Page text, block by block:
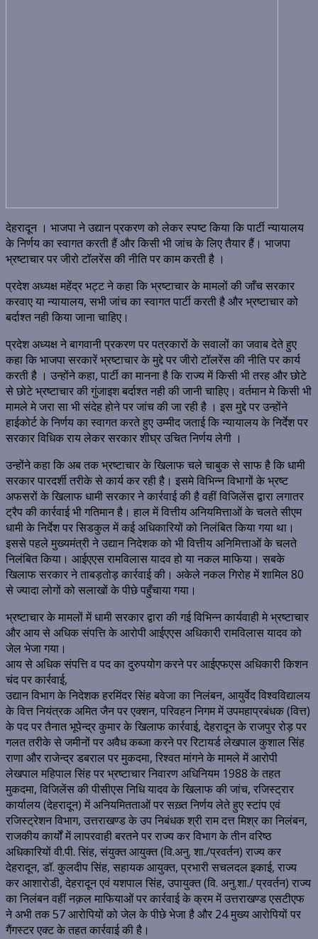
देहरादून । भाजपा ने उद्यान प्रकरण को लेकर स्पष्ट किया कि पार्टी न्यायालय
के निर्णय का स्वागत करती हैं और किसी भी जांच के लिए तैयार हैं। भाजपा
भ्रष्टाचार पर जीरो टॉलरेंस की नीति पर काम करती है ।
प्रदेश अध्यक्ष महेंद्र भट्ट ने कहा कि भ्रष्टाचार के मामलों की जाँच सरकार
करवाए या न्यायालय, सभी जांच का स्वागत पार्टी करती है और भ्रष्टाचार को
बर्दाश्त नही किया जाना चाहिए।
प्रदेश अध्यक्ष ने बागवानी प्रकरण पर पत्रकारों के सवालों का जवाब देते हुए
कहा कि भाजपा सरकारें भ्रष्टाचार के मुद्दे पर जीरो टॉलरेंस की नीति पर कार्य
करती है । उन्होंने कहा, पार्टी का मानना है कि राज्य में किसी भी तरह और छोटे
से छोटे भ्रष्टाचार की गुंजाइश बर्दाश्त नही की जानी चाहिए। वर्तमान मे किसी भी
मामले मे जरा सा भी संदेह होने पर जांच की जा रही है । इस मुद्दे पर उन्होंने
हाईकोर्ट के निर्णय का स्वागत करते हुए उम्मीद जताई कि न्यायालय के निर्देश पर
सरकार विधिक राय लेकर सरकार शीघ्र उचित निर्णय लेगी ।
उन्होंने कहा कि अब तक भ्रष्टाचार के खिलाफ चले चाबुक से साफ है कि धामी
सरकार पारदर्शी तरीके से कार्य कर रही है। इसमे विभिन्न विभागों के भ्रष्ट
अफसरों के खिलाफ धामी सरकार ने कार्रवाई की है वहीं विजिलेंस द्वारा लगातर
ट्रैप की कार्रवाई भी गतिमान है। हाल में वित्तीय अनियमित्ताओं के चलते सीएम
धामी के निर्देश पर सिडकुल में कई अधिकारियों को निलंबित किया गया था।
इससे पहले मुख्यमंत्री ने उद्यान निदेशक को भी वित्तीय अनिमित्ताओं के चलते
निलंबित किया। आईएएस रामविलास यादव हो या नकल माफिया। सबके
खिलाफ सरकार ने ताबड़तोड़ कार्रवाई की। अकेले नकल गिरोह में शामिल 80
से ज्यादा लोगों को सलाखों के पीछे पहुँचाया गया।
भ्रष्टाचार के मामलों में धामी सरकार द्वारा की गई विभिन्न कार्यवाही मे भ्रष्टाचार
और आय से अधिक संपत्ति के आरोपी आईएएस अधिकारी रामविलास यादव को
जेल भेजा गया।
आय से अधिक संपत्ति व पद का दुरुपयोग करने पर आईएफएस अधिकारी किशन
चंद पर कार्रवाई,
उद्यान विभाग के निदेशक हरमिंदर सिंह बवेजा का निलंबन, आयुर्वेद विश्वविद्यालय
के वित्त नियंत्रक अमित जैन पर एक्शन, परिवहन निगम में उपमहाप्रबंधक (वित्त)
के पद पर तैनात भूपेन्द्र कुमार के खिलाफ कार्रवाई, देहरादून के राजपुर रोड़ पर
गलत तरीके से जमीनों पर अवैध कब्जा करने पर रिटायर्ड लेखपाल कुशाल सिंह
राणा और राजेन्द्र डबराल पर मुकदमा, रिश्वत मांगने के मामले में आरोपी
लेखपाल महिपाल सिंह पर भ्रष्टाचार निवारण अधिनियम 1988 के तहत
मुकदमा, विजिलेंस की पीसीएस निधि यादव के खिलाफ की जांच, रजिस्ट्रार
कार्यालय (देहरादून) में अनियमितताओं पर सख़्त निर्णय लेते हुए स्टांप एवं
रजिस्ट्रेशन विभाग, उत्तराखण्ड के उप निबंधक श्री राम दत्त मिश्र का निलंबन,
राजकीय कार्यों में लापरवाही बरतने पर राज्य कर विभाग के तीन वरिष्ठ
अधिकारियों वी.पी. सिंह, संयुक्त आयुक्त (वि.अनु. शा./प्रवर्तन) राज्य कर
देहरादून, डॉ. कुलदीप सिंह, सहायक आयुक्त, प्रभारी सचलदल इकाई, राज्य
कर आशारोडी, देहरादून एवं यशपाल सिंह, उपायुक्त (वि. अनु.शा./ प्रवर्तन) राज्य
का निलंबन वहीं नक़ल माफियाओं पर कार्रवाई के क्रम में उत्तराखण्ड एसटीएफ
ने अभी तक 57 आरोपियों को जेल के पीछे भेजा है और 24 मुख्य आरोपियों पर
गैंगस्टर एक्ट के तहत कार्रवाई की है।